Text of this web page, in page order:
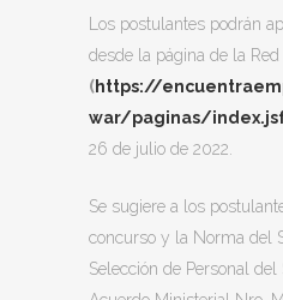
Los postulantes podrán
desde la página de la
(https://
war/paginas/
26 de julio de 2022.
Se sugiere a los
concurso y la Norma del
Selección de Personal del